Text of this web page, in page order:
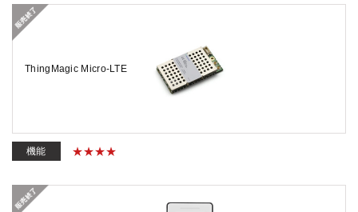
ThingMagic Micro-LTE
機能